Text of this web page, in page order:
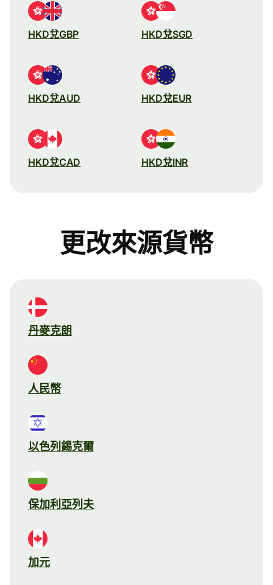
HKD兌GBP HKD兌SGD
HKD兌AUD HKD兌EUR
HKD兌CAD HKD兌INR
更改來源貨幣
丹麥克朗
人民幣
以色列錫克爾
保加利亞列夫
加元